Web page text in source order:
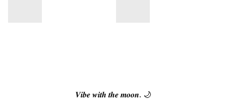
𝑽𝒊𝒃𝒆 𝒘𝒊𝒕𝒉 𝒕𝒉𝒆 𝒎𝒐𝒐𝒏. 🌙